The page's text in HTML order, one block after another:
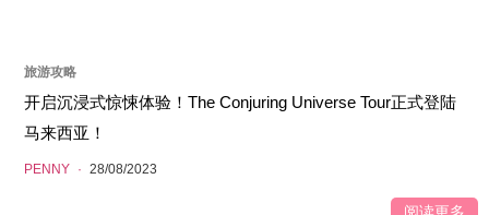
旅游攻略
开启沉浸式惊悚体验！The Conjuring Universe Tour正式登陆
马来西亚！
PENNY · 28/08/2023